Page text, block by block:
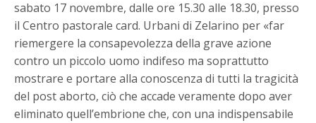
sabato 17 novembre, dalle ore 15.30 alle 18.30, presso
il Centro pastorale card. Urbani di Zelarino per «far
riemergere la consapevolezza della grave azione
contro un piccolo uomo indifeso ma soprattutto
mostrare e portare alla conoscenza di tutti la tragicità
del post aborto, ciò che accade veramente dopo aver
eliminato quell’embrione che, con una indispensabile